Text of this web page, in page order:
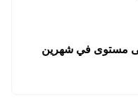
مستوى في شهرين